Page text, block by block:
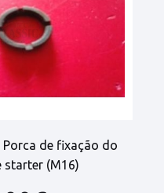
Porca de fixação do
starter (M16)